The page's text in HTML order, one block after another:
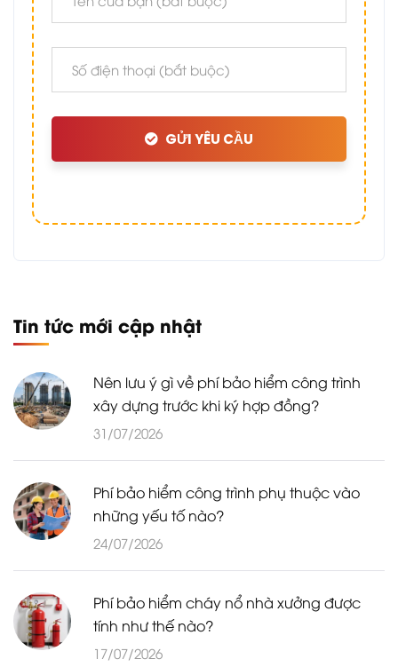
GỬI YÊU CẦU
Tin tức mới cập nhật
Nên lưu ý gì về phí bảo hiểm công trình
xây dựng trước khi ký hợp đồng?
31/07/2026
Phí bảo hiểm công trình phụ thuộc vào
những yếu tố nào?
24/07/2026
Phí bảo hiểm cháy nổ nhà xưởng được
tính như thế nào?
17/07/2026